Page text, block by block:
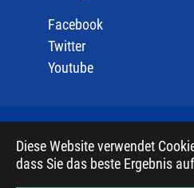
Diese Website verwendet
dass Sie das beste Ergebnis
Facebook
Twitter
Youtube
© 2019, Evangelischer